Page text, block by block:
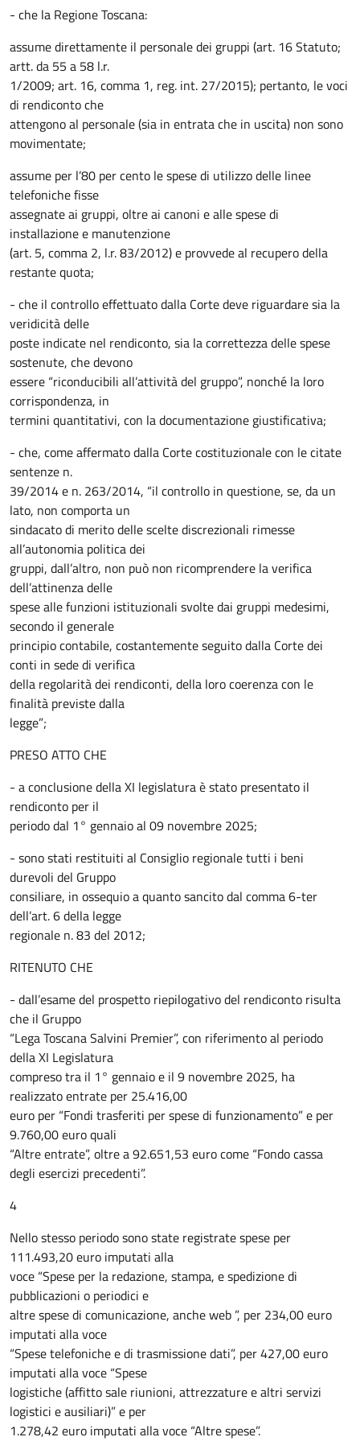
- che la Regione Toscana:
assume direttamente il personale dei gruppi (art. 16 Statuto;
artt. da 55 a 58 l.r.
1/2009; art. 16, comma 1, reg. int. 27/2015); pertanto, le voci
di rendiconto che
attengono al personale (sia in entrata che in uscita) non sono
movimentate;
assume per l’80 per cento le spese di utilizzo delle linee
telefoniche fisse
assegnate ai gruppi, oltre ai canoni e alle spese di
installazione e manutenzione
(art. 5, comma 2, l.r. 83/2012) e provvede al recupero della
restante quota;
- che il controllo effettuato dalla Corte deve riguardare sia la
veridicità delle
poste indicate nel rendiconto, sia la correttezza delle spese
sostenute, che devono
essere “riconducibili all’attività del gruppo”, nonché la loro
corrispondenza, in
termini quantitativi, con la documentazione giustificativa;
- che, come affermato dalla Corte costituzionale con le citate
sentenze n.
39/2014 e n. 263/2014, “il controllo in questione, se, da un
lato, non comporta un
sindacato di merito delle scelte discrezionali rimesse
all’autonomia politica dei
gruppi, dall’altro, non può non ricomprendere la verifica
dell’attinenza delle
spese alle funzioni istituzionali svolte dai gruppi medesimi,
secondo il generale
principio contabile, costantemente seguito dalla Corte dei
conti in sede di verifica
della regolarità dei rendiconti, della loro coerenza con le
finalità previste dalla
legge”;
PRESO ATTO CHE
- a conclusione della XI legislatura è stato presentato il
rendiconto per il
periodo dal 1° gennaio al 09 novembre 2025;
- sono stati restituiti al Consiglio regionale tutti i beni
durevoli del Gruppo
consiliare, in ossequio a quanto sancito dal comma 6-ter
dell’art. 6 della legge
regionale n. 83 del 2012;
RITENUTO CHE
- dall’esame del prospetto riepilogativo del rendiconto risulta
che il Gruppo
“Lega Toscana Salvini Premier”, con riferimento al periodo
della XI Legislatura
compreso tra il 1° gennaio e il 9 novembre 2025, ha
realizzato entrate per 25.416,00
euro per “Fondi trasferiti per spese di funzionamento” e per
9.760,00 euro quali
“Altre entrate”, oltre a 92.651,53 euro come “Fondo cassa
degli esercizi precedenti”.
4
Nello stesso periodo sono state registrate spese per
111.493,20 euro imputati alla
voce “Spese per la redazione, stampa, e spedizione di
pubblicazioni o periodici e
altre spese di comunicazione, anche web ”, per 234,00 euro
imputati alla voce
“Spese telefoniche e di trasmissione dati”, per 427,00 euro
imputati alla voce “Spese
logistiche (affitto sale riunioni, attrezzature e altri servizi
logistici e ausiliari)” e per
1.278,42 euro imputati alla voce “Altre spese”.